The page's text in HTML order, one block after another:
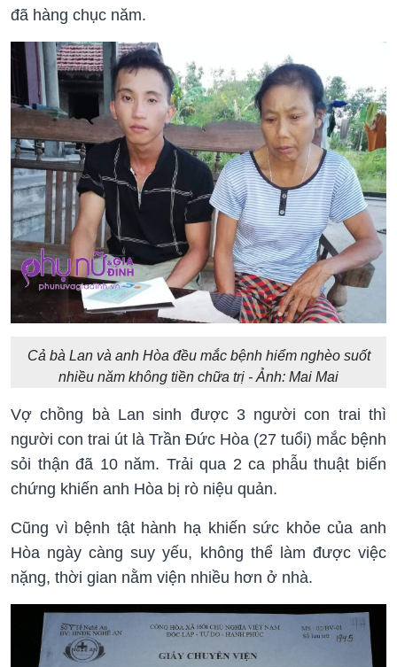
đã hàng chục năm.
Cả bà Lan và anh Hòa đều mắc bệnh hiểm nghèo suốt
nhiều năm không tiền chữa trị - Ảnh: Mai Mai
Vợ chồng bà Lan sinh được 3 người con trai thì
người con trai út là Trần Đức Hòa (27 tuổi) mắc bệnh
sỏi thận đã 10 năm. Trải qua 2 ca phẫu thuật biến
chứng khiến anh Hòa bị rò niệu quản.
Cũng vì bệnh tật hành hạ khiến sức khỏe của anh
Hòa ngày càng suy yếu, không thể làm được việc
nặng, thời gian nằm viện nhiều hơn ở nhà.